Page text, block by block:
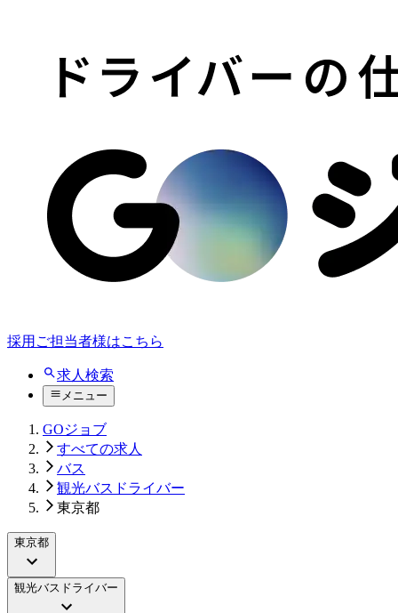
採用ご担当者様はこちら
求人検索
メニュー
GOジョブ
すべての求人
バス
観光バスドライバー
東京都
東京都
観光バスドライバー